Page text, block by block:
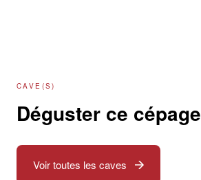
CAVE(S)
Déguster ce cépage
Voir toutes les caves